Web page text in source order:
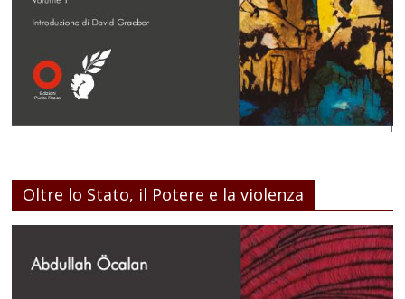
Oltre lo Stato, il Potere e la violenza